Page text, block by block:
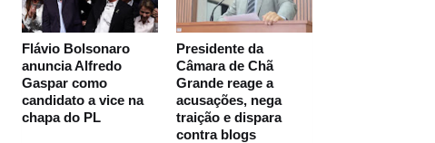
Flávio Bolsonaro
anuncia Alfredo
Gaspar como
candidato a vice na
chapa do PL
Presidente da
Câmara de Chã
Grande reage a
acusações, nega
traição e dispara
contra blogs